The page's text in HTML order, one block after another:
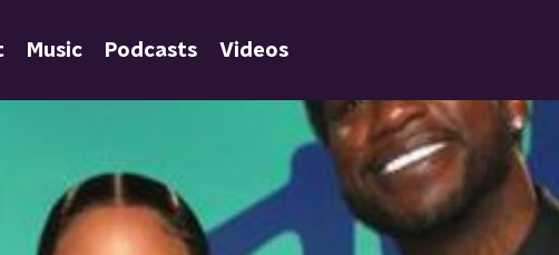
Music Podcasts Videos